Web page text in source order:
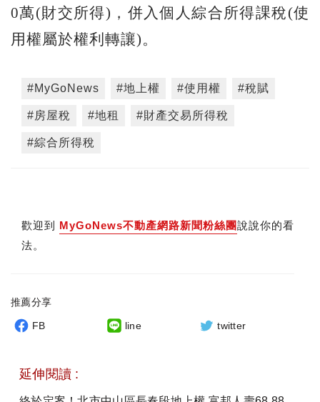
0萬(財交所得)，併入個人綜合所得課稅(使
用權屬於權利轉讓)。
#MyGoNews #地上權 #使用權 #稅賦
#房屋稅 #地租 #財產交易所得稅
#綜合所得稅
歡迎到 MyGoNews不動產網路新聞粉絲團說說你的看
法。
推薦分享
FB line twitter
延伸閱讀 :